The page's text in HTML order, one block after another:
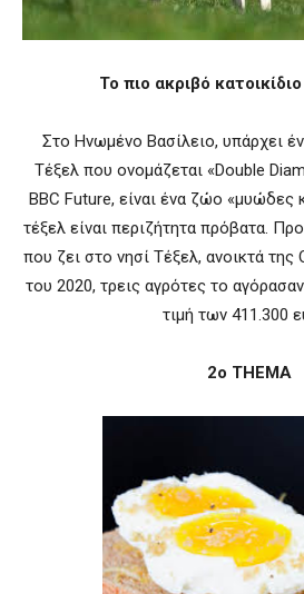
Το πιο ακριβό
Στο Ηνωμένο Βασίλειο, υπάρχει
Τέξελ που ονομάζεται «Double
BBC Future, είναι ένα ζώο «μυώδες
τέξελ είναι περιζήτητα πρόβατα.
που ζει στο νησί Τέξελ, ανοικτά της
του 2020, τρεις αγρότες το
τιμή των 411.300
2o THEMA